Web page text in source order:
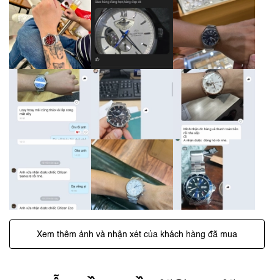
Xem thêm ảnh và nhận xét của khách hàng đã mua